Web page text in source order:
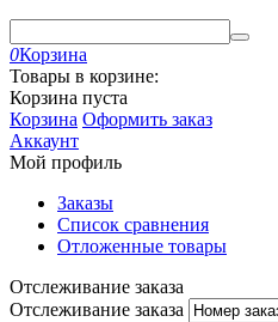
0Корзина
Товары в корзине:
Корзина пуста
Корзина Оформить заказ
Аккаунт
Мой профиль
Заказы
Список сравнения
Отложенные товары
Отслеживание заказа
Отслеживание заказа